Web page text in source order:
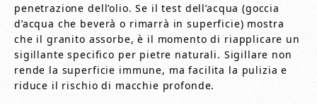
penetrazione dell’olio. Se il test dell’acqua (goccia
d’acqua che beverà o rimarrà in superficie) mostra
che il granito assorbe, è il momento di riapplicare un
sigillante specifico per pietre naturali. Sigillare non
rende la superficie immune, ma facilita la pulizia e
riduce il rischio di macchie profonde.